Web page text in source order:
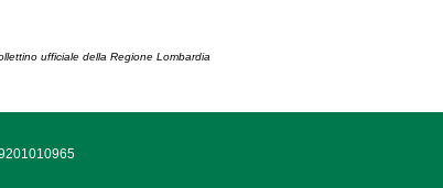
ufficiale della Regione Lombardia